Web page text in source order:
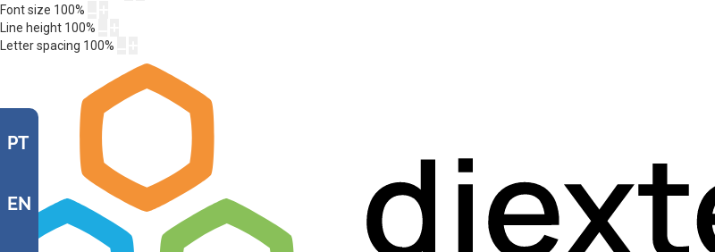
Font size 100%
Line height 100%
Letter spacing 100%
PT
EN